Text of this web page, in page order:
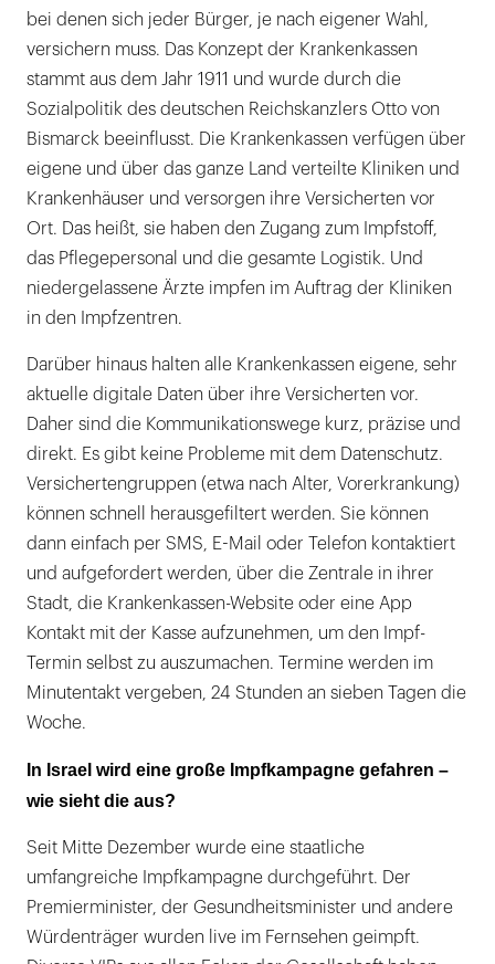
bei denen sich jeder Bürger, je nach eigener Wahl,
versichern muss. Das Konzept der Krankenkassen
stammt aus dem Jahr 1911 und wurde durch die
Sozialpolitik des deutschen Reichskanzlers Otto von
Bismarck beeinflusst. Die Krankenkassen verfügen über
eigene und über das ganze Land verteilte Kliniken und
Krankenhäuser und versorgen ihre Versicherten vor
Ort. Das heißt, sie haben den Zugang zum Impfstoff,
das Pflegepersonal und die gesamte Logistik. Und
niedergelassene Ärzte impfen im Auftrag der Kliniken
in den Impfzentren.
Darüber hinaus halten alle Krankenkassen eigene, sehr
aktuelle digitale Daten über ihre Versicherten vor.
Daher sind die Kommunikationswege kurz, präzise und
direkt. Es gibt keine Probleme mit dem Datenschutz.
Versichertengruppen (etwa nach Alter, Vorerkrankung)
können schnell herausgefiltert werden. Sie können
dann einfach per SMS, E-Mail oder Telefon kontaktiert
und aufgefordert werden, über die Zentrale in ihrer
Stadt, die Krankenkassen-Website oder eine App
Kontakt mit der Kasse aufzunehmen, um den Impf-
Termin selbst zu auszumachen. Termine werden im
Minutentakt vergeben, 24 Stunden an sieben Tagen die
Woche.
In Israel wird eine große Impfkampagne gefahren –
wie sieht die aus?
Seit Mitte Dezember wurde eine staatliche
umfangreiche Impfkampagne durchgeführt. Der
Premierminister, der Gesundheitsminister und andere
Würdenträger wurden live im Fernsehen geimpft.